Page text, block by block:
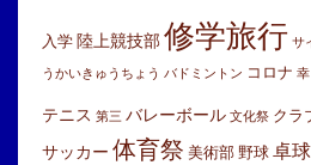
入学 陸上競技部修学旅行 サ
うかいきゅうちょう バドミントン コロナ 幸
テニス 第三 バレーボール 文化祭 クラ
サッカー 体育祭 美術部 野球 卓球